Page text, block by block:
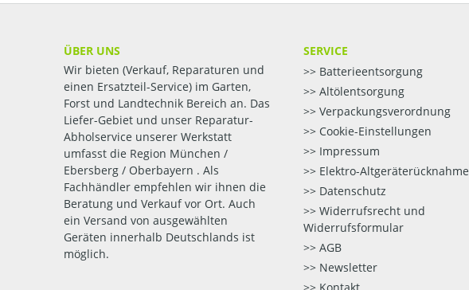
ÜBER UNS
Wir bieten (Verkauf, Reparaturen und
einen Ersatzteil-Service) im Garten,
Forst und Landtechnik Bereich an. Das
Liefer-Gebiet und unser Reparatur-
Abholservice unserer Werkstatt
umfasst die Region München /
Ebersberg / Oberbayern . Als
Fachhändler empfehlen wir ihnen die
Beratung und Verkauf vor Ort. Auch
ein Versand von ausgewählten
Geräten innerhalb Deutschlands ist
möglich.
SERVICE
Batterieentsorgung
Altölentsorgung
Verpackungsverordnung
Cookie-Einstellungen
Impressum
Elektro-Altgeräterücknahme
Datenschutz
Widerrufsrecht und
Widerrufsformular
AGB
Newsletter